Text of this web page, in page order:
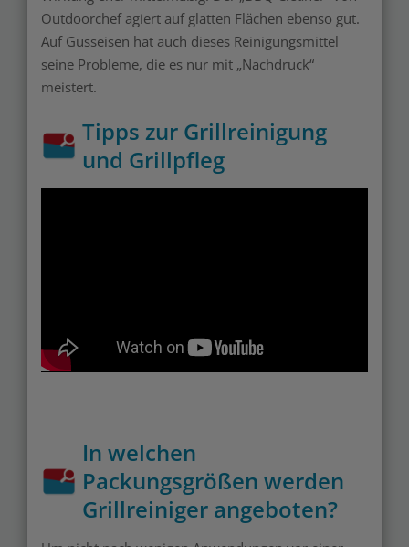
Outdoorchef agiert auf glatten Flächen ebenso gut.
Auf Gusseisen hat auch dieses Reinigungsmittel
seine Probleme, die es nur mit „Nachdruck“
meistert.
Tipps zur Grillreinigung
und Grillpfleg
In welchen
Packungsgrößen werden
Grillreiniger angeboten?